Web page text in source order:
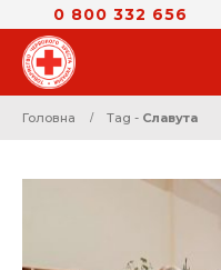
0 800 332 656
Головна Tag - Славута